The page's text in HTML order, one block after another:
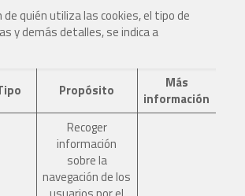
quién utiliza las cookies, el tipo de
y demás detalles, se indica a
Propósito
Más
información
Recoger
información
sobre la
navegación de los